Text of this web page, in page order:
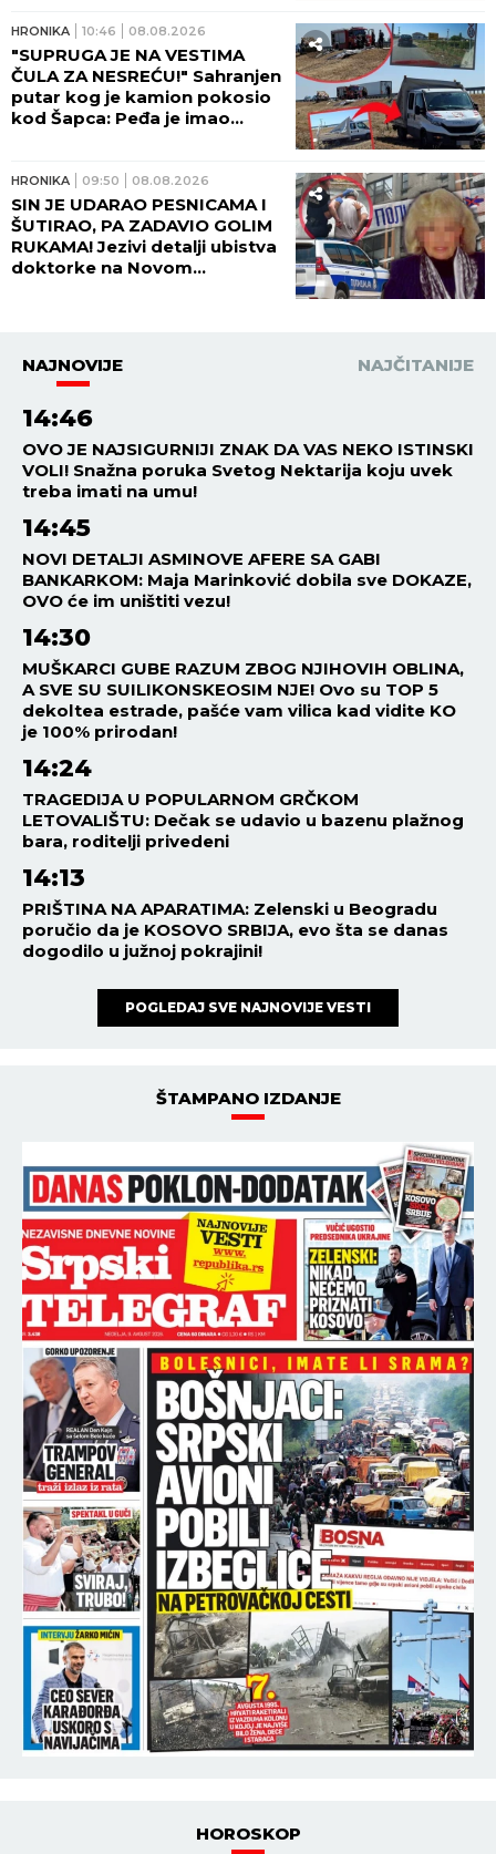
HRONIKA 10:46 08.08.2026
"SUPRUGA JE NA VESTIMA
ČULA ZA NESREĆU!" Sahranjen
putar kog je kamion pokosio
kod Šapca: Peđa je imao
HRONIKA 09:50 08.08.2026
SIN JE UDARAO PESNICAMA I
ŠUTIRAO, PA ZADAVIO GOLIM
RUKAMA! Jezivi detalji ubistva
doktorke na Novom
NAJNOVIJE
NAJČITANIJE
14:46
OVO JE NAJSIGURNIJI ZNAK DA VAS NEKO ISTINSKI
VOLI! Snažna poruka Svetog Nektarija koju uvek
treba imati na umu!
14:45
NOVI DETALJI ASMINOVE AFERE SA GABI
BANKARKOM: Maja Marinković dobila sve DOKAZE,
OVO će im uništiti vezu!
14:30
MUŠKARCI GUBE RAZUM ZBOG NJIHOVIH OBLINA,
A SVE SU SUILIKONSKEOSIM NJE! Ovo su TOP 5
dekoltea estrade, pašće vam vilica kad vidite KO
je 100% prirodan!
14:24
TRAGEDIJA U POPULARNOM GRČKOM
LETOVALIŠTU: Dečak se udavio u bazenu plažnog
bara, roditelji privedeni
14:13
PRIŠTINA NA APARATIMA: Zelenski u Beogradu
poručio da je KOSOVO SRBIJA, evo šta se danas
dogodilo u južnoj pokrajini!
POGLEDAJ SVE NAJNOVIJE VESTI
ŠTAMPANO IZDANJE
HOROSKOP